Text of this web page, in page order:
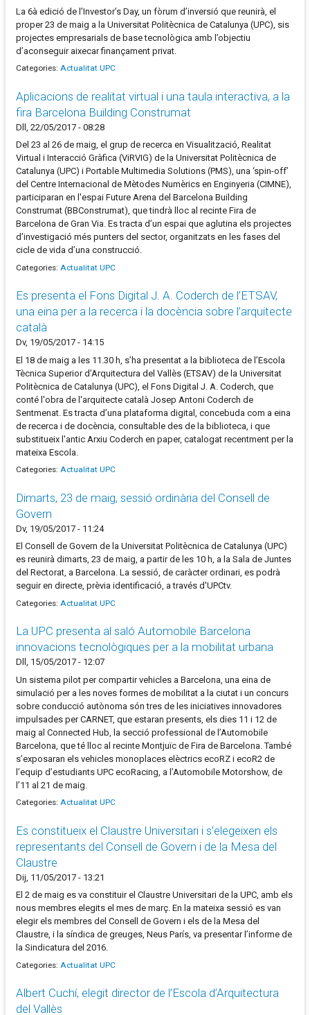
La 6à edició de l’Investor’s Day, un fòrum d’inversió que reunirà, el
proper 23 de maig a la Universitat Politècnica de Catalunya (UPC), sis
projectes empresarials de base tecnològica amb l’objectiu
d’aconseguir aixecar finançament privat.
Categories: Actualitat UPC
Aplicacions de realitat virtual i una taula interactiva, a la
fira Barcelona Building Construmat
Dll, 22/05/2017 - 08:28
Del 23 al 26 de maig, el grup de recerca en Visualització, Realitat
Virtual i Interacció Gràfica (ViRVIG) de la Universitat Politècnica de
Catalunya (UPC) i Portable Multimedia Solutions (PMS), una ‘spin-off’
del Centre Internacional de Mètodes Numèrics en Enginyeria (CIMNE),
participaran en l'espai Future Arena del Barcelona Building
Construmat (BBConstrumat), que tindrà lloc al recinte Fira de
Barcelona de Gran Via. Es tracta d’un espai que aglutina els projectes
d’investigació més punters del sector, organitzats en les fases del
cicle de vida d’una construcció.
Categories: Actualitat UPC
Es presenta el Fons Digital J. A. Coderch de l’ETSAV,
una eina per a la recerca i la docència sobre l’arquitecte
català
Dv, 19/05/2017 - 14:15
El 18 de maig a les 11.30 h, s’ha presentat a la biblioteca de l’Escola
Tècnica Superior d’Arquitectura del Vallès (ETSAV) de la Universitat
Politècnica de Catalunya (UPC), el Fons Digital J. A. Coderch, que
conté l'obra de l'arquitecte català Josep Antoni Coderch de
Sentmenat. Es tracta d’una plataforma digital, concebuda com a eina
de recerca i de docència, consultable des de la biblioteca, i que
substitueix l'antic Arxiu Coderch en paper, catalogat recentment per la
mateixa Escola.
Categories: Actualitat UPC
Dimarts, 23 de maig, sessió ordinària del Consell de
Govern
Dv, 19/05/2017 - 11:24
El Consell de Govern de la Universitat Politècnica de Catalunya (UPC)
es reunirà dimarts, 23 de maig, a partir de les 10 h, a la Sala de Juntes
del Rectorat, a Barcelona. La sessió, de caràcter ordinari, es podrà
seguir en directe, prèvia identificació, a través d'UPCtv.
Categories: Actualitat UPC
La UPC presenta al saló Automobile Barcelona
innovacions tecnològiques per a la mobilitat urbana
Dll, 15/05/2017 - 12:07
Un sistema pilot per compartir vehicles a Barcelona, una eina de
simulació per a les noves formes de mobilitat a la ciutat i un concurs
sobre conducció autònoma són tres de les iniciatives innovadores
impulsades per CARNET, que estaran presents, els dies 11 i 12 de
maig al Connected Hub, la secció professional de l’Automobile
Barcelona, que té lloc al recinte Montjuïc de Fira de Barcelona. També
s’exposaran els vehicles monoplaces elèctrics ecoRZ i ecoR2 de
l’equip d’estudiants UPC ecoRacing, a l’Automobile Motorshow, de
l’11 al 21 de maig.
Categories: Actualitat UPC
Es constitueix el Claustre Universitari i s’elegeixen els
representants del Consell de Govern i de la Mesa del
Claustre
Dij, 11/05/2017 - 13:21
El 2 de maig es va constituir el Claustre Universitari de la UPC, amb els
nous membres elegits el mes de març. En la mateixa sessió es van
elegir els membres del Consell de Govern i els de la Mesa del
Claustre, i la síndica de greuges, Neus París, va presentar l’informe de
la Sindicatura del 2016.
Categories: Actualitat UPC
Albert Cuchí, elegit director de l’Escola d’Arquitectura
del Vallès